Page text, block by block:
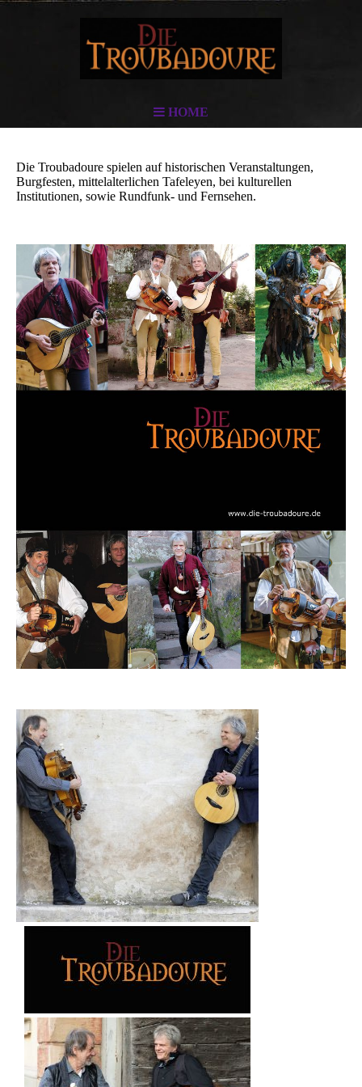
HOME
Die Troubadoure spielen auf historischen Veranstaltungen,
Burgfesten, mittelalterlichen Tafeleyen, bei kulturellen
Institutionen, sowie Rundfunk- und Fernsehen.